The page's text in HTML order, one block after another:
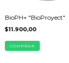
BioPH+ "BioProyect"
$11.900,00
COMPRAR